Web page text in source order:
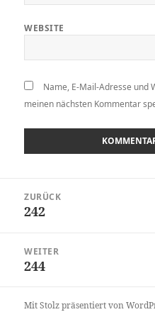
WEBSITE
Name, E-Mail-Adresse und
meinen nächsten Kommentar
ZURÜCK
Vorheriger
242
WEITER
Nächster
244
Mit Stolz präsentiert von